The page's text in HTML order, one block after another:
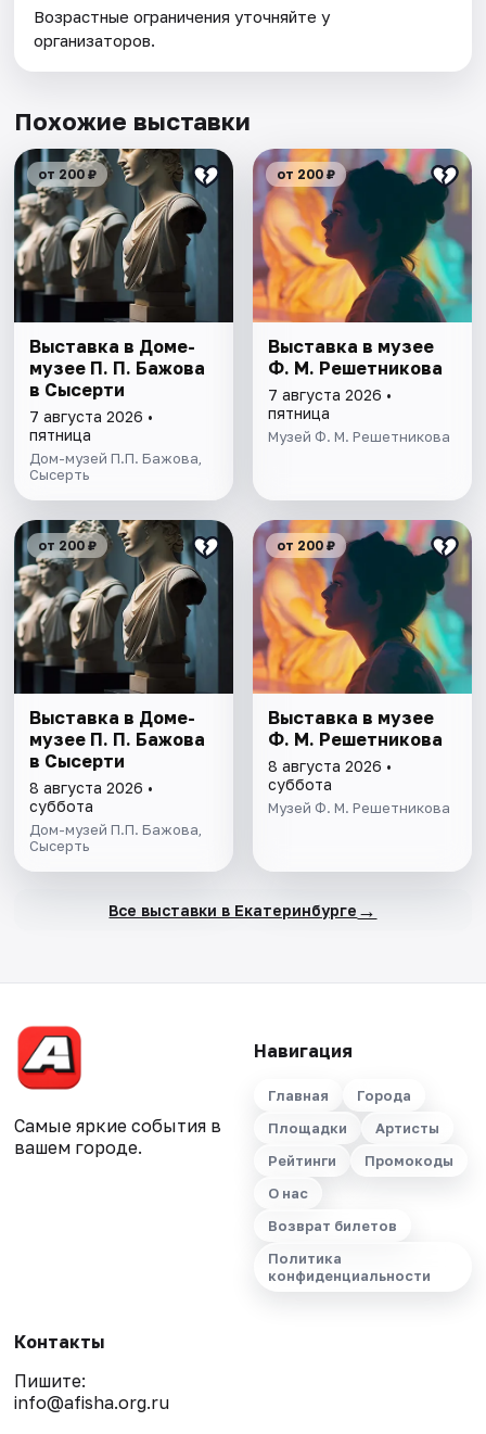
Возрастные ограничения уточняйте у
организаторов.
Похожие выставки
от 200 ₽
Выставка в Доме-
музее П. П. Бажова
в Сысерти
7 августа 2026 •
пятница
Дом-музей П.П. Бажова,
Сысерть
от 200 ₽
Выставка в музее
Ф. М. Решетникова
7 августа 2026 •
пятница
Музей Ф. М. Решетникова
от 200 ₽
Выставка в Доме-
музее П. П. Бажова
в Сысерти
8 августа 2026 •
суббота
Дом-музей П.П. Бажова,
Сысерть
от 200 ₽
Выставка в музее
Ф. М. Решетникова
8 августа 2026 •
суббота
Музей Ф. М. Решетникова
Все выставки в Екатеринбурге →
Самые яркие события в
вашем городе.
Навигация
Главная
Города
Площадки
Артисты
Рейтинги
Промокоды
О нас
Возврат билетов
Политика
конфиденциальности
Контакты
Пишите:
info@afisha.org.ru